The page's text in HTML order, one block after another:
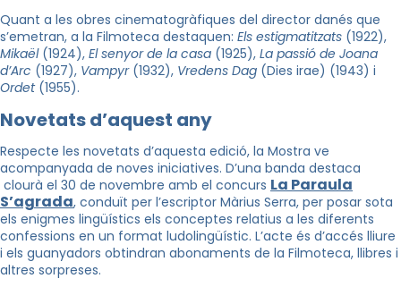
Quant a les obres cinematogràfiques del director danés que
s’emetran, a la Filmoteca destaquen: Els estigmatitzats (1922),
Mikaël(1924), El senyor de la casa (1925), La passió de Joana
d’Arc (1927), Vampyr(1932), Vredens Dag (Dies irae) (1943) i
Ordet(1955).
Novetats d’aquest any
Respecte les novetats d’aquesta edició, la Mostra ve
acompanyada de noves iniciatives. D’una banda destaca
clourà el 30 de novembre amb el concurs La Paraula
S’agrada, conduït per l’escriptor Màrius Serra, per posar sota
els enigmes lingüístics els conceptes relatius a les diferents
confessions en un format ludolingüístic. L’acte és d’accés lliure
i els guanyadors obtindran abonaments de la Filmoteca, llibres i
altres sorpreses.